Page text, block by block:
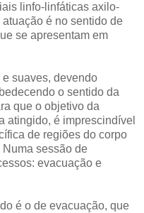
linfo-linfáticas axilo-
é no sentido de
se apresentam em
suaves, devendo
o sentido da
que o objetivo da
atingido, é imprescindível
de regiões do corpo
sessão de
evacuação e
é o de evacuação, que